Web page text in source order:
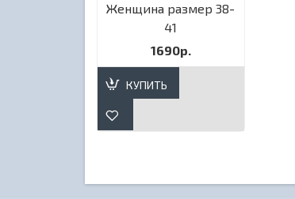
Женщина размер 38-
41
1690р.
КУПИТЬ